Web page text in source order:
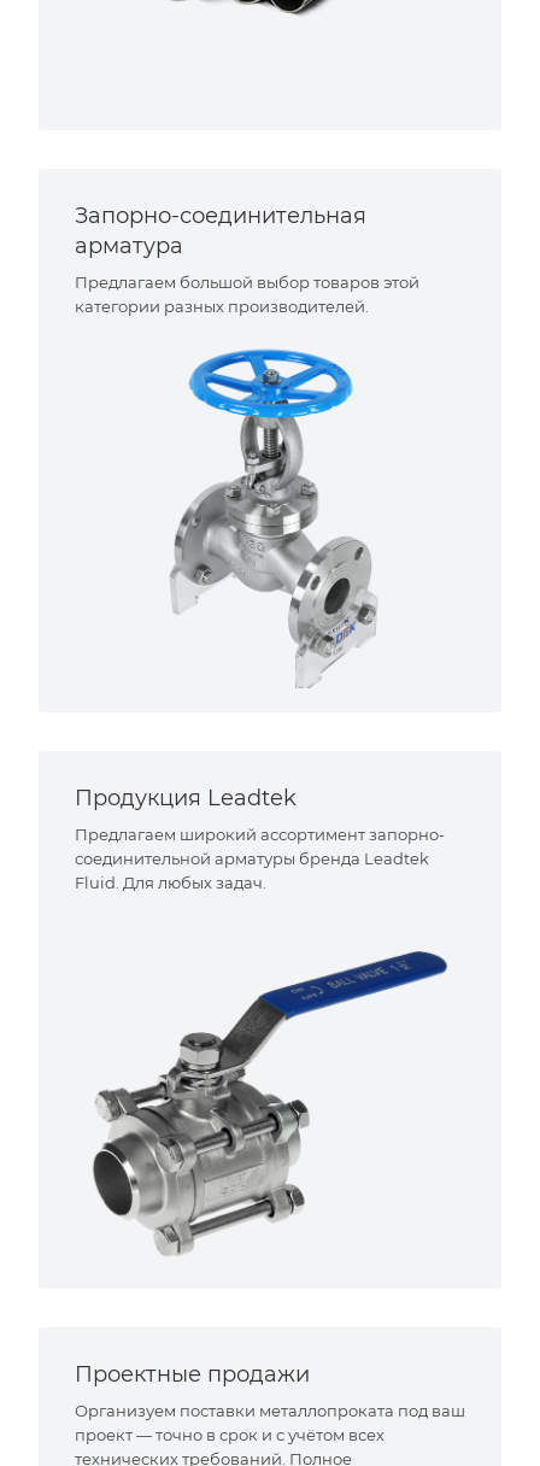
Запорно-соединительная
арматура
Предлагаем большой выбор товаров этой
категории разных производителей.
Продукция Leadtek
Предлагаем широкий ассортимент запорно-
соединительной арматуры бренда Leadtek
Fluid. Для любых задач.
Проектные продажи
Организуем поставки металлопроката под ваш
проект — точно в срок и с учётом всех
технических требований. Полное